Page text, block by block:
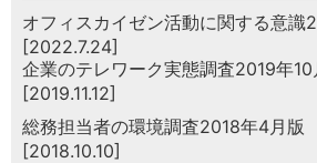
オフィスカイゼン活動に関する意識
[2022.7.24]
企業のテレワーク実態調査2019年10
[2019.11.12]
総務担当者の環境調査2018年4月版
[2018.10.10]